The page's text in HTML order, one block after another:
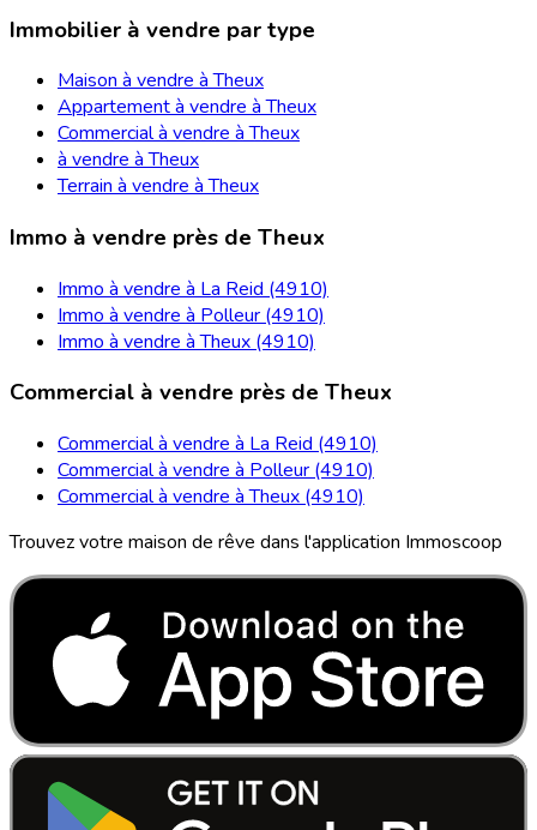
Immobilier à vendre par type
Maison à vendre à Theux
Appartement à vendre à Theux
Commercial à vendre à Theux
à vendre à Theux
Terrain à vendre à Theux
Immo à vendre près de Theux
Immo à vendre à La Reid (4910)
Immo à vendre à Polleur (4910)
Immo à vendre à Theux (4910)
Commercial à vendre près de Theux
Commercial à vendre à La Reid (4910)
Commercial à vendre à Polleur (4910)
Commercial à vendre à Theux (4910)
Trouvez votre maison de rêve dans l'application Immoscoop